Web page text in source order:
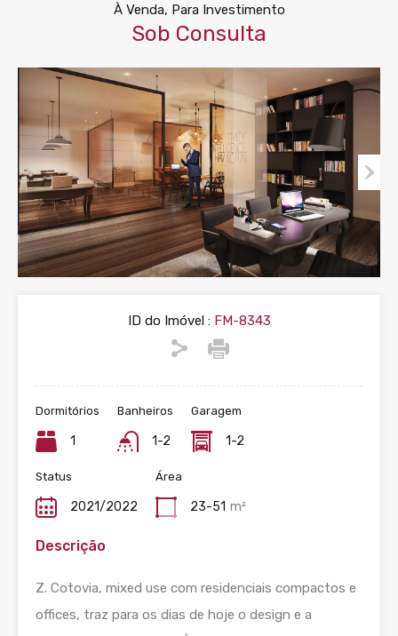
À Venda, Para Investimento
Sob Consulta
ID do Imóvel :FM-8343
Dormitórios
1
Banheiros
1-2
Garagem
1-2
Status
2021/2022
Área
23-51 m²
Descrição
Z. Cotovia, mixed use com residenciais compactos e
offices, traz para os dias de hoje o design e a